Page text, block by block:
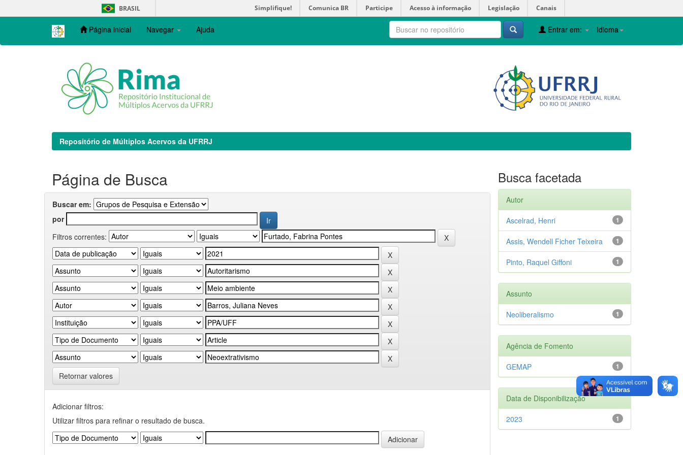
navigation
BRASIL Simplifique! Comunica BR Participe Acesso à informação Legislação Canais
Página inicial Navegar Ajuda Idioma
Entrar em:
Repositório de Múltiplos Acervos da UFRRJ
Página de Busca
Buscar em:
por
Filtros correntes:
Retornar valores
Adicionar filtros:
Utilizar filtros para refinar o resultado de busca.
Busca facetada
Autor
1
Ascelrad, Henri
1
Assis, Wendell Ficher Teixeira
1
Pinto, Raquel Giffoni
Assunto
1
Neoliberalismo
Agência de Fomento
1
GEMAP
Data de Disponibilização
1
2023